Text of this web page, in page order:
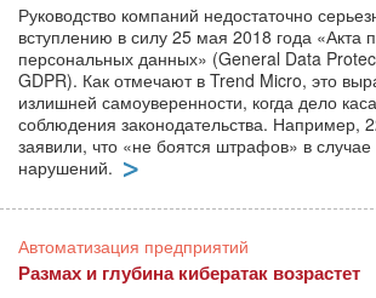
Руководство компаний недостаточно
вступлению в силу 25 мая 2018 года «Акта
персональных данных» (General Data
GDPR). Как отмечают в Trend Micro, это
излишней самоуверенности, когда дело
соблюдения законодательства. Например,
заявили, что «не боятся штрафов» в
нарушений.
Автоматизация предприятий
Размах и глубина кибератак возрастет